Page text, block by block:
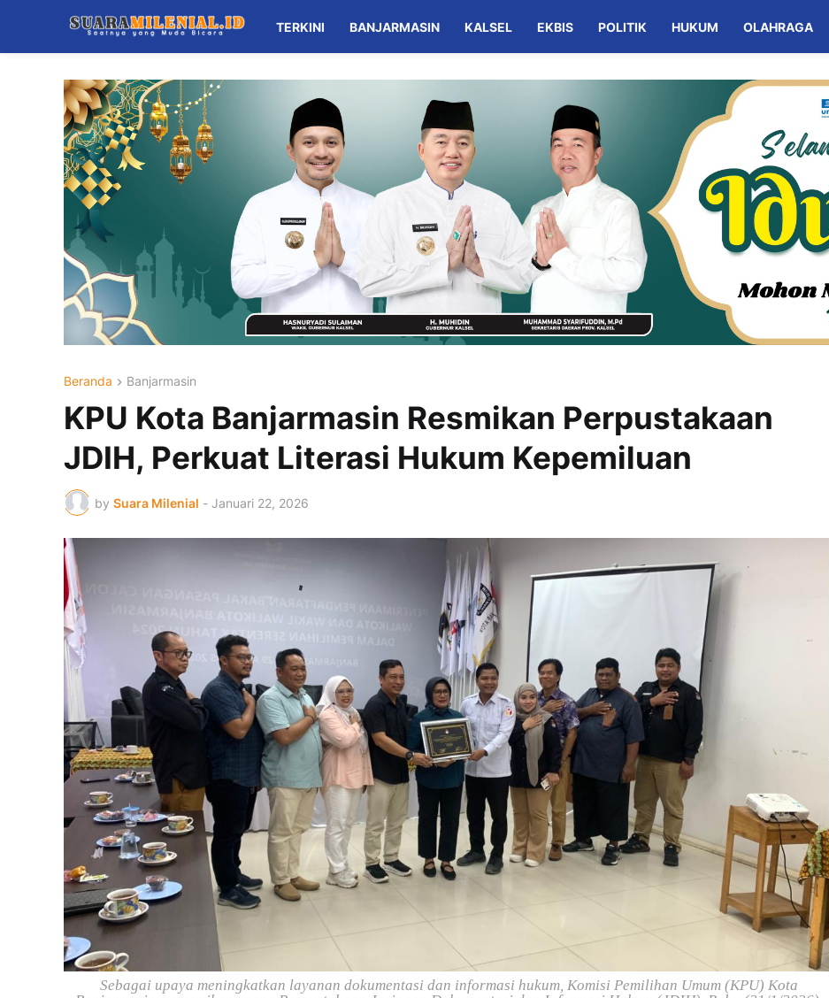
TERKINI BANJARMASIN KALSEL EKBIS POLITIK HUKUM OLAHRAGA
Beranda Banjarmasin
KPU Kota Banjarmasin Resmikan Perpustakaan
JDIH, Perkuat Literasi Hukum Kepemiluan
by Suara Milenial - Januari 22, 2026
Sebagai upaya meningkatkan layanan dokumentasi dan informasi hukum, Komisi Pemilihan Umum (KPU) Kota